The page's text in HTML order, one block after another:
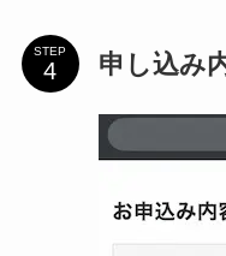
STEP 申し込み